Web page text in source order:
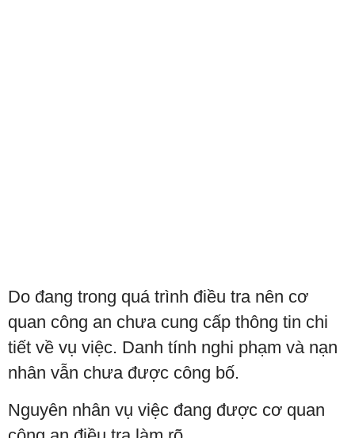
Do đang trong quá trình điều tra nên cơ
quan công an chưa cung cấp thông tin chi
tiết về vụ việc. Danh tính nghi phạm và nạn
nhân vẫn chưa được công bố.
Nguyên nhân vụ việc đang được cơ quan